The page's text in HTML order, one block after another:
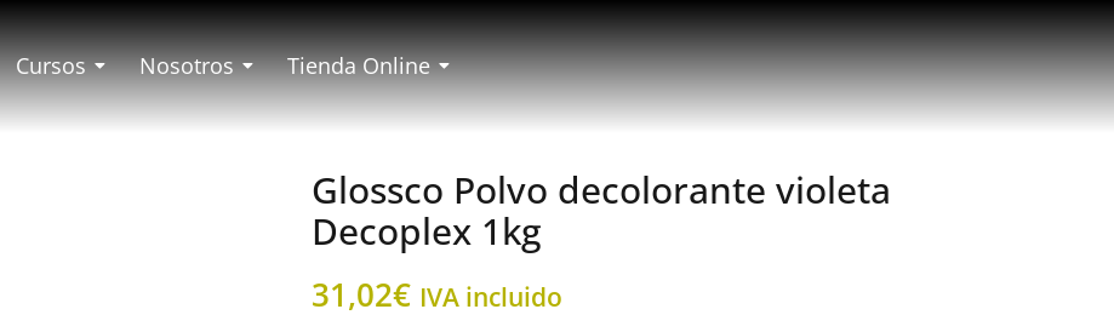
Cursos Nosotros Tienda Online
Glossco Polvo decolorante violeta
Decoplex 1kg
31,02€ IVA incluido